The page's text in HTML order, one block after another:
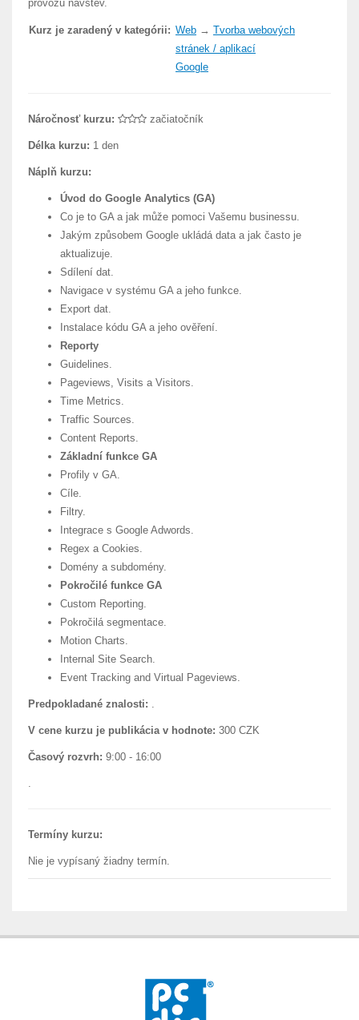
provozu návštev.
Kurz je zaradený v kategórii: Web → Tvorba webových
stránek / aplikací
Google
Náročnosť kurzu: začiatočník
Délka kurzu: 1 den
Náplň kurzu:
Úvod do Google Analytics (GA)
Co je to GA a jak může pomoci Vašemu businessu.
Jakým způsobem Google ukládá data a jak často je
aktualizuje.
Sdílení dat.
Navigace v systému GA a jeho funkce.
Export dat.
Instalace kódu GA a jeho ověření.
Reporty
Guidelines.
Pageviews, Visits a Visitors.
Time Metrics.
Traffic Sources.
Content Reports.
Základní funkce GA
Profily v GA.
Cíle.
Filtry.
Integrace s Google Adwords.
Regex a Cookies.
Domény a subdomény.
Pokročilé funkce GA
Custom Reporting.
Pokročilá segmentace.
Motion Charts.
Internal Site Search.
Event Tracking and Virtual Pageviews.
Predpokladané znalosti: .
V cene kurzu je publikácia v hodnote: 300 CZK
Časový rozvrh: 9:00 - 16:00
.
Termíny kurzu:
Nie je vypísaný žiadny termín.